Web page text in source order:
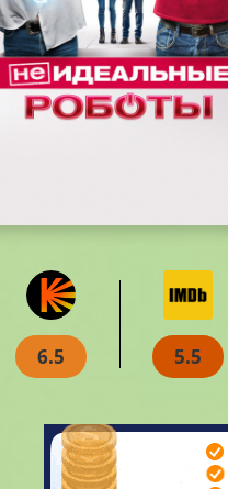
6.5 5.5